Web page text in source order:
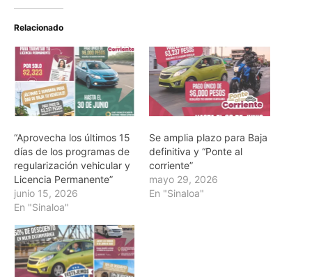
Relacionado
“Aprovecha los últimos 15
días de los programas de
regularización vehicular y
Licencia Permanente”
junio 15, 2026
En "Sinaloa"
Se amplia plazo para Baja
definitiva y “Ponte al
corriente”
mayo 29, 2026
En "Sinaloa"